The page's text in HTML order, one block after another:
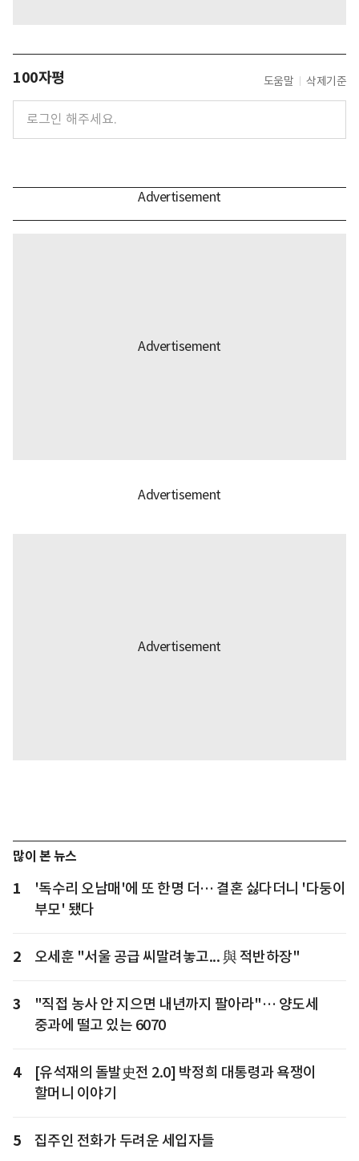
100자평 도움말 삭제기준
많이 본 뉴스
1
'독수리 오남매'에 또 한명 더… 결혼 싫다더니 '다둥이
부모' 됐다
2 오세훈 "서울 공급 씨말려놓고... 與 적반하장"
3
"직접 농사 안 지으면 내년까지 팔아라"… 양도세
중과에 떨고 있는 6070
4
[유석재의 돌발史전 2.0] 박정희 대통령과 욕쟁이
할머니 이야기
5 집주인 전화가 두려운 세입자들